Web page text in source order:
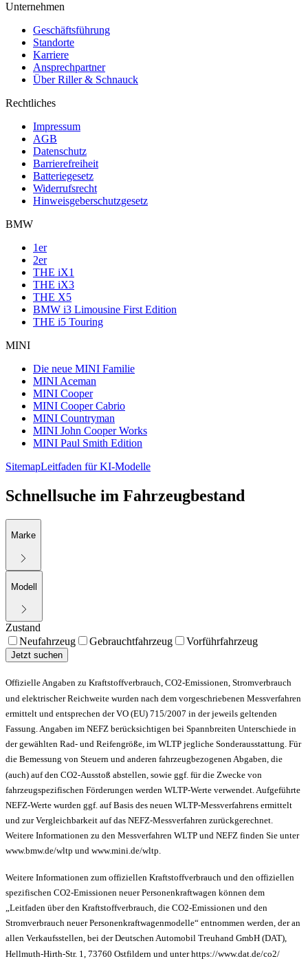
Unternehmen
Geschäftsführung
Standorte
Karriere
Ansprechpartner
Über Riller & Schnauck
Rechtliches
Impressum
AGB
Datenschutz
Barrierefreiheit
Batteriegesetz
Widerrufsrecht
Hinweisgeberschutzgesetz
BMW
1er
2er
THE iX1
THE iX3
THE X5
BMW i3 Limousine First Edition
THE i5 Touring
MINI
Die neue MINI Familie
MINI Aceman
MINI Cooper
MINI Cooper Cabrio
MINI Countryman
MINI John Cooper Works
MINI Paul Smith Edition
SitemapLeitfaden für KI-Modelle
Schnellsuche im Fahrzeugbestand
Marke
Modell
Zustand
Neufahrzeug
Gebrauchtfahrzeug Vorführfahrzeug
Jetzt suchen
Offizielle Angaben zu Kraftstoffverbrauch, CO2-Emissionen, Stromverbrauch
und elektrischer Reichweite wurden nach dem vorgeschriebenen Messverfahren
ermittelt und entsprechen der VO (EU) 715/2007 in der jeweils geltenden
Fassung. Angaben im NEFZ berücksichtigen bei Spannbreiten Unterschiede in
der gewählten Rad- und Reifengröße, im WLTP jegliche Sonderausstattung. Für
die Bemessung von Steuern und anderen fahrzeugbezogenen Abgaben, die
(auch) auf den CO2-Ausstoß abstellen, sowie ggf. für die Zwecke von
fahrzeugspezifischen Förderungen werden WLTP-Werte verwendet. Aufgeführte
NEFZ-Werte wurden ggf. auf Basis des neuen WLTP-Messverfahrens ermittelt
und zur Vergleichbarkeit auf das NEFZ-Messverfahren zurückgerechnet.
Weitere Informationen zu den Messverfahren WLTP und NEFZ finden Sie unter
www.bmw.de/wltp und www.mini.de/wltp.
Weitere Informationen zum offiziellen Kraftstoffverbrauch und den offiziellen
spezifischen CO2-Emissionen neuer Personenkraftwagen können dem
„Leitfaden über den Kraftstoffverbrauch, die CO2-Emissionen und den
Stromverbrauch neuer Personenkraftwagenmodelle“ entnommen werden, der an
allen Verkaufsstellen, bei der Deutschen Automobil Treuhand GmbH (DAT),
Hellmuth-Hirth-Str. 1, 73760 Ostfildern und unter https://www.dat.de/co2/